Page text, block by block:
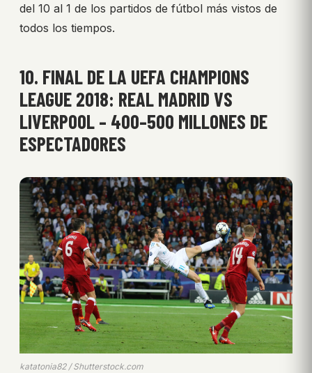
del 10 al 1 de los partidos de fútbol más vistos de
todos los tiempos.
10. FINAL DE LA UEFA CHAMPIONS
LEAGUE 2018: REAL MADRID VS
LIVERPOOL – 400–500 MILLONES DE
ESPECTADORES
katatonia82 / Shutterstock.com